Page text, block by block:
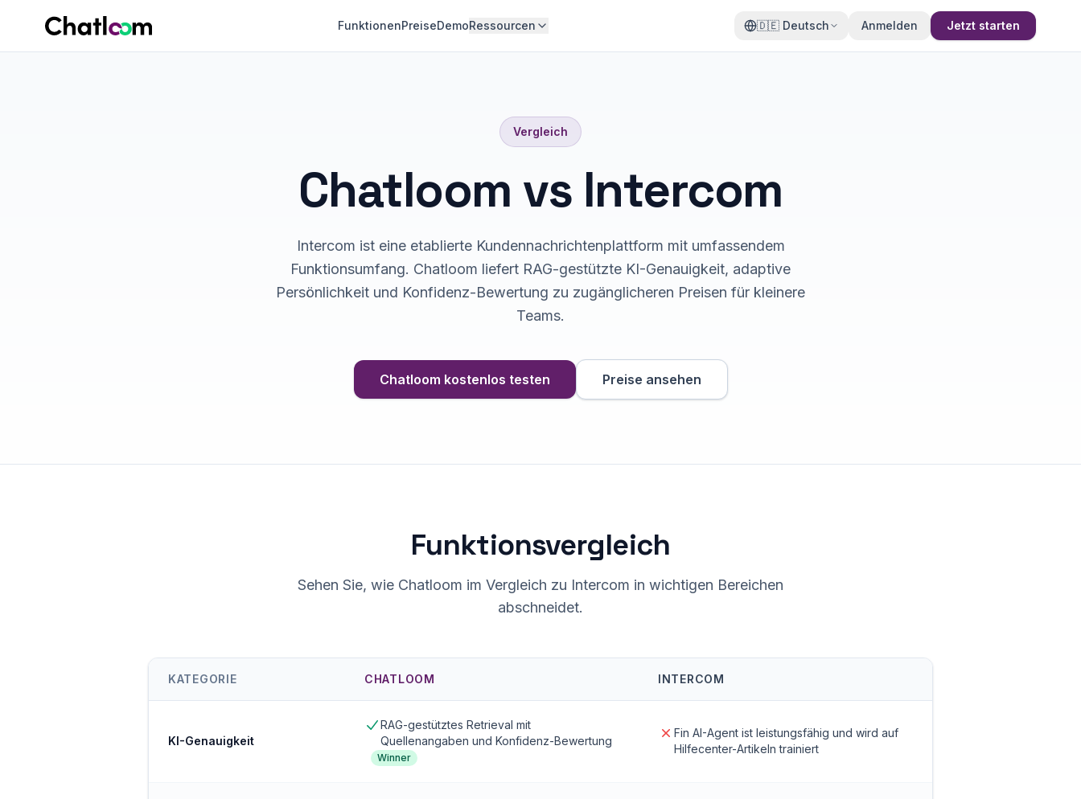
FunktionenPreiseDemoRessourcen 🇩🇪 Deutsch Anmelden Jetzt starten
Vergleich
Chatloom vs Intercom
Intercom ist eine etablierte Kundennachrichtenplattform mit umfassendem
Funktionsumfang. Chatloom liefert RAG-gestützte KI-Genauigkeit, adaptive
Persönlichkeit und Konfidenz-Bewertung zu zugänglicheren Preisen für kleinere
Teams.
Chatloom kostenlos testen Preise ansehen
Funktionsvergleich
Sehen Sie, wie Chatloom im Vergleich zu Intercom in wichtigen Bereichen
abschneidet.
KATEGORIE CHATLOOM INTERCOM
KI-Genauigkeit
RAG-gestütztes Retrieval mit
Quellenangaben und Konfidenz-Bewertung
Winner
Fin AI-Agent ist leistungsfähig und wird auf
Hilfecenter-Artikeln trainiert